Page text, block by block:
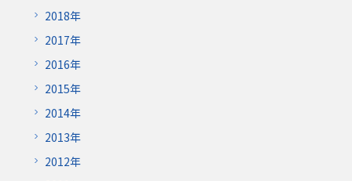
2018年
2017年
2016年
2015年
2014年
2013年
2012年